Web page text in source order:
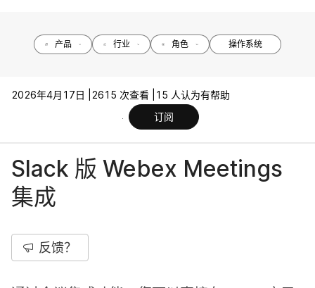
产品 行业 角色 操作系统
2026年4月17日 | 2615 次查看 |
15 人认为有帮助
订阅
Slack 版 Webex Meetings
集成
反馈？